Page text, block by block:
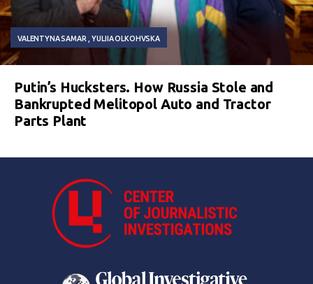
VALENTYNA SAMAR YULIIA OLKOHVSKA
Putin’s Hucksters. How Russia Stole and
Bankrupted Melitopol Auto and Tractor
Parts Plant